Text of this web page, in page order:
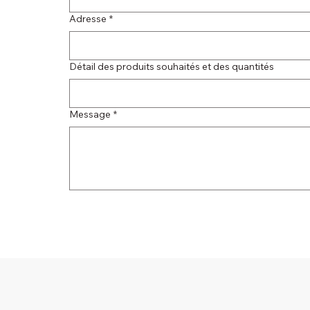
Adresse *
Détail des produits souhaités et des quantités
Message *